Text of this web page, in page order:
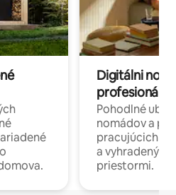
Digitálni
profesionáli
Pohodlné
nomádov a
pracujúcich
a
priestormi.